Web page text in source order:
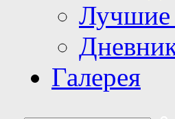
Лучшие
Галерея